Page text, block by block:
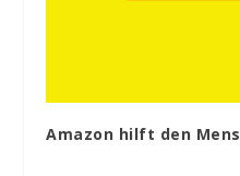
Amazon hilft den